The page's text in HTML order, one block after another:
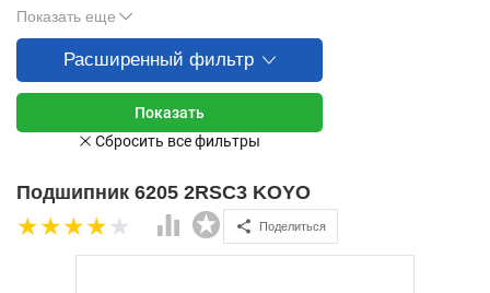
Показать еще
Расширенный фильтр
Подшипник 6205 2RSC3 KOYO
Поделиться